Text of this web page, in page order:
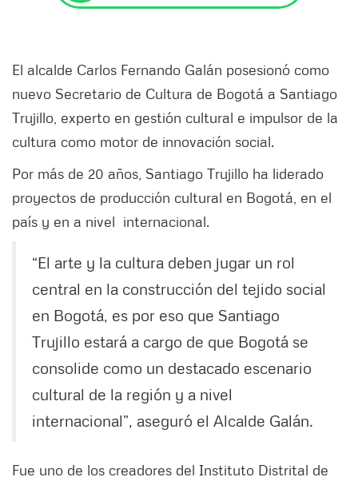
El alcalde Carlos Fernando Galán posesionó como
nuevo Secretario de Cultura de Bogotá a Santiago
Trujillo, experto en gestión cultural e impulsor de la
cultura como motor de innovación social.
Por más de 20 años, Santiago Trujillo ha liderado
proyectos de producción cultural en Bogotá, en el
país y en a nivel internacional.
“El arte y la cultura deben jugar un rol
central en la construcción del tejido social
en Bogotá, es por eso que Santiago
Trujillo estará a cargo de que Bogotá se
consolide como un destacado escenario
cultural de la región y a nivel
internacional”, aseguró el Alcalde Galán.
Fue uno de los creadores del Instituto Distrital de